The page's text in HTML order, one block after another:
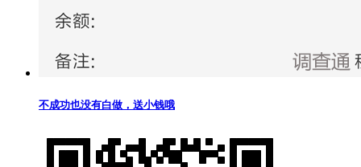
不成功也没有白做，送小钱哦